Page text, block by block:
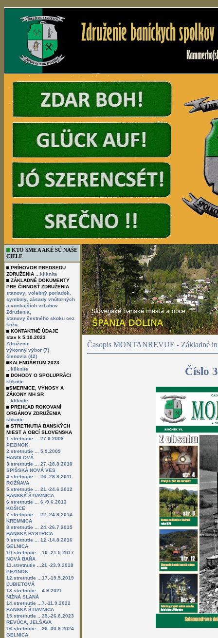
KTO SME A AKÉ SÚ NAŠE
CIELE
PRÍHOVOR PREDSEDU
ZDRUŽENIA
...kliknite
ZÁKLADNÉ DOKUMENTY
PRE ČINNOSŤ ZDRUŽENIA
stanovy volebný poriadok
symboly zásady vnútorných
a vonkajších vzťahov
Združenia,
stanovy čestného skoku cez
kožu.
KONTAKTNÉ ÚDAJE
stav k 5.10.2023
Združenie
výkonný výbor (7)
členovia (42)
KALENDÁRTUM 2023
...kliknite
DOHODY O SPOLUPRÁCI
kliknite
SMERNICE, VÝNOSY A
ZÁKONY MH SR
...kliknite
PREHĽAD ROKOVANÍ
ORGÁNOV ZDRUŽENIA
kliknite
STRETNUTIA BANSKÝCH
MIEST A OBCÍ SLOVENSKA
1.stretnutie ... 27.9.2008
PEZINOK
2.stretnutie ... 5.9.2009
HANDLOVÁ
3.stretnutie ... 27.-28.8.2010
SPIŠSKÁ NOVÁ VES
4.stretnutie ... 26.-28.8.2011
ROŽŇAVA
5.stretnutie ... 21.-24.6.2012
BANSKÁ ŠTIAVNICA
6.stretnutie ... 6.-9.6.2013
KOŠICE
7.stretnutie ... 22.-24.8.2014
KREMNICA
8.stretnutie ... 24.-26.7.2015
BANSKÁ BYSTRICA
9.stretnutie ... 12.-14.8.2016
GELNICA
10.stretnutie ...19.-21.5.2017
NOVÁ BAŇA
11.stretnutie ...21.-23.9.2018
PEZINOK
12.stretnutie ...17.-19.5.2019
ĽUBIETOVÁ
13.stretnutie ...4.9.2021
NIŽNÁ SLANÁ
14.stretnutie ...7.-11.9.2022
BANSKÁ ŠTIAVNICA
15.stretnutie ...25.-26.8.2023
REVÚCA, JELŠAVA
16.stretnutie ...28.-30.6.2024
GELNICA
Časopis MONTANREVUE - Základné
Číslo